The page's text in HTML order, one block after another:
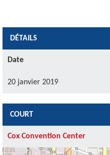
DÉTAILS
Date
20 janvier 2019
COURT
Cox Convention Center